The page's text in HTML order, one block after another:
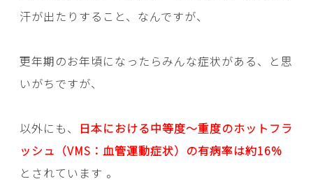
汗が出たりすること、なんですが、
更年期のお年頃になったらみんな症状がある、と思
いがちですが、
以外にも、 日本における中等度〜重度のホットフラ
ッシュ（VMS：血管運動症状）の有病率は約16%
とされています 。